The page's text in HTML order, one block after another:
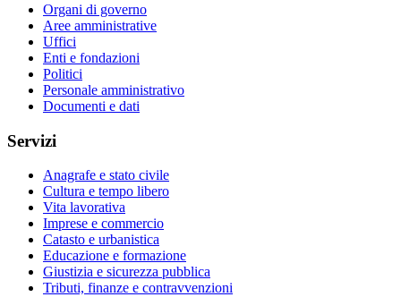
Organi di governo
Aree amministrative
Uffici
Enti e fondazioni
Politici
Personale amministrativo
Documenti e dati
Servizi
Anagrafe e stato civile
Cultura e tempo libero
Vita lavorativa
Imprese e commercio
Catasto e urbanistica
Educazione e formazione
Giustizia e sicurezza pubblica
Tributi, finanze e contravvenzioni